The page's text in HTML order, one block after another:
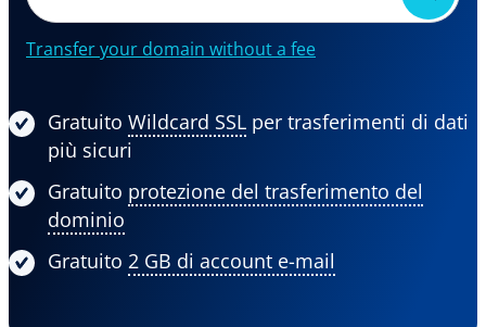
Transfer your domain without a fee
Gratuito Wildcard SSL per trasferimenti di dati
più sicuri
Gratuito protezione del trasferimento del
dominio
Gratuito 2 GB di account e-mail